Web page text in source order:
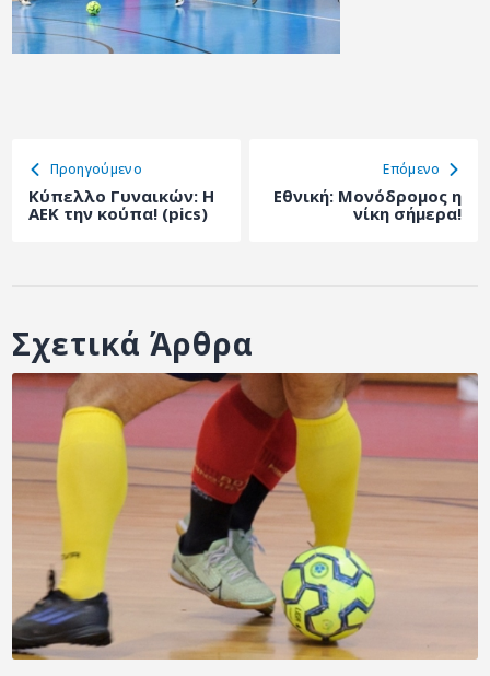
Προηγούμενο
Κύπελλο Γυναικών: Η
ΑΕΚ την κούπα! (pics)
Eπόμενο
Εθνική: Μονόδρομος η
νίκη σήμερα!
Σχετικά Άρθρα